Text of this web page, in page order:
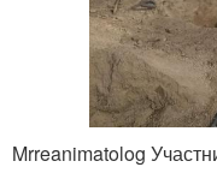
Mrreanimatolog